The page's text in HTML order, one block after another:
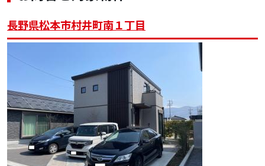
長野県松本市村井町南１丁目